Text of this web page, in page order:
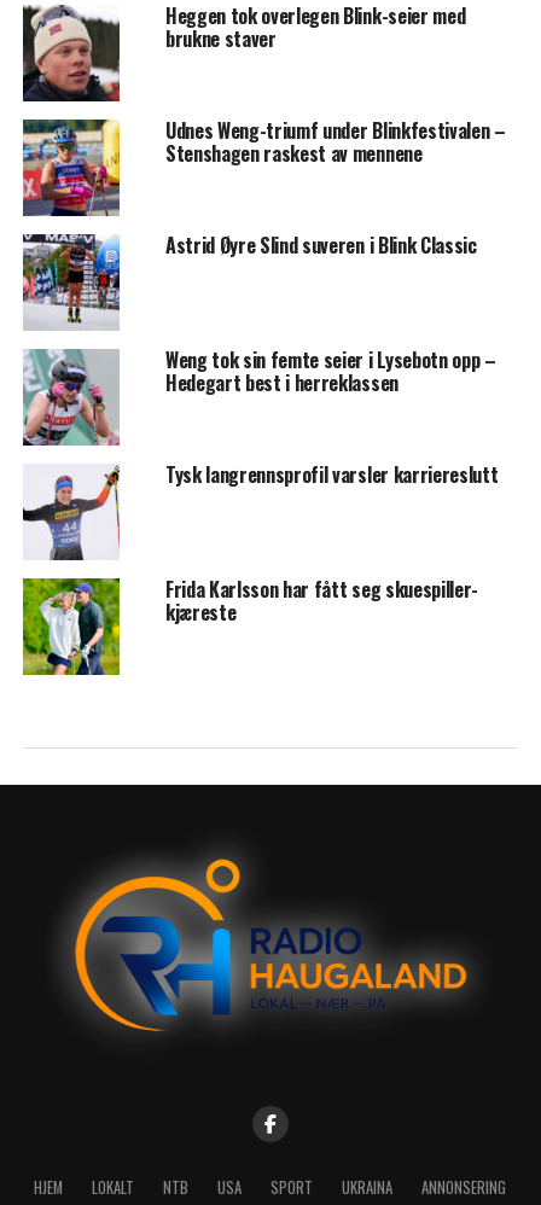
Heggen tok overlegen Blink-seier med
brukne staver
Udnes Weng-triumf under Blinkfestivalen –
Stenshagen raskest av mennene
Astrid Øyre Slind suveren i Blink Classic
Weng tok sin femte seier i Lysebotn opp –
Hedegart best i herreklassen
Tysk langrennsprofil varsler karriereslutt
Frida Karlsson har fått seg skuespiller-
kjæreste
HJEM LOKALT NTB USA SPORT UKRAINA ANNONSERING